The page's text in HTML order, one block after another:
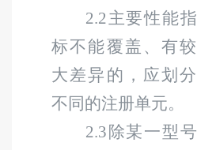
2.2主要性能指
标不能覆盖、有较
大差异的，应划分
不同的注册单元。
2.3 除某一型号